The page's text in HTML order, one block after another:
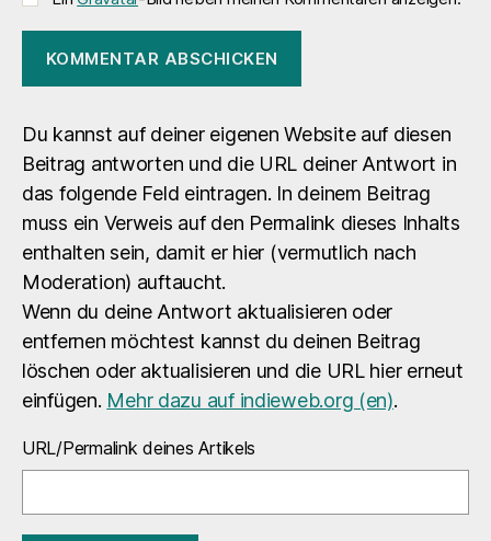
Du kannst auf deiner eigenen Website auf diesen
Beitrag antworten und die URL deiner Antwort in
das folgende Feld eintragen. In deinem Beitrag
muss ein Verweis auf den Permalink dieses Inhalts
enthalten sein, damit er hier (vermutlich nach
Moderation) auftaucht.
Wenn du deine Antwort aktualisieren oder
entfernen möchtest kannst du deinen Beitrag
löschen oder aktualisieren und die URL hier erneut
einfügen. Mehr dazu auf indieweb.org (en).
URL/Permalink deines Artikels